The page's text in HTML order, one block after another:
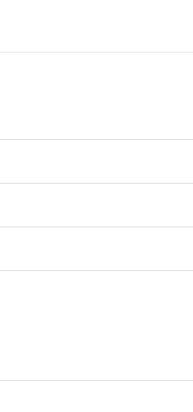
van retour
waarmee de